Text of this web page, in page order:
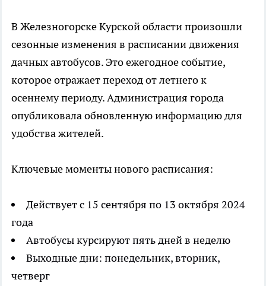
В Железногорске Курской области произошли
сезонные изменения в расписании движения
дачных автобусов. Это ежегодное событие,
которое отражает переход от летнего к
осеннему периоду. Администрация города
опубликовала обновленную информацию для
удобства жителей.
Ключевые моменты нового расписания:
Действует с 15 сентября по 13 октября 2024
года
Автобусы курсируют пять дней в неделю
Выходные дни: понедельник, вторник,
четверг